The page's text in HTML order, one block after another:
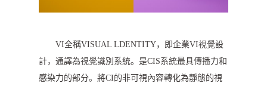
VI全稱VISUAL LDENTITY，即企業VI視覺設
計，通譯為視覺識別系統。是CIS系統最具傳播力和
感染力的部分。將CI的非可視內容轉化為靜態的視